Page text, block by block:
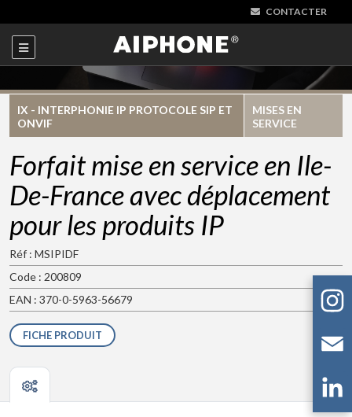
CONTACTER
IX - INTERPHONIE IP PROTOCOLE SIP ET
ONVIF
MISES EN
SERVICE
Forfait mise en service en Ile-
De-France avec déplacement
pour les produits IP
Réf : MSIPIDF
Code : 200809
EAN : 370-0-5963-56679
FICHE PRODUIT